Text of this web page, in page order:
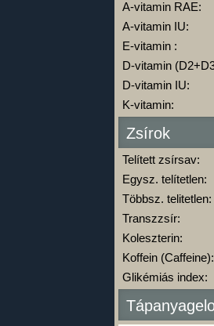
A-vitamin RAE:
A-vitamin IU:
E-vitamin :
D-vitamin
D-vitamin IU:
K-vitamin:
Zsírok
Telített zsírsav:
Egysz. telítetlen:
Többsz. telitetlen:
Transzzsír:
Koleszterin:
Koffein (Caffeine):
Glikémiás index: